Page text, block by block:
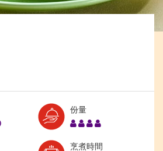
份量Serves:
烹煮時間